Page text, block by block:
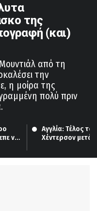
της
(και)
από τη
την
η μοίρα της
πολύ πριν
να
Αγγλία: Τέλος το
Χέντερσον μετά